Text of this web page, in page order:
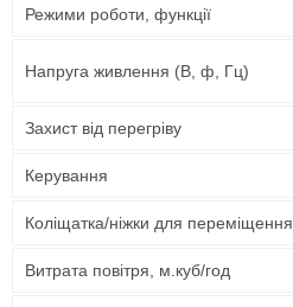
Режими роботи, функції
Напруга живлення (В, ф, Гц)
Захист від перегріву
Керування
Коліщатка/ніжки для переміщення
Витрата повітря, м.куб/год